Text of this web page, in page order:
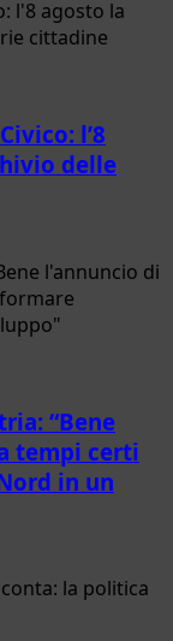
l’8
delle
“Bene
tempi certi
in un